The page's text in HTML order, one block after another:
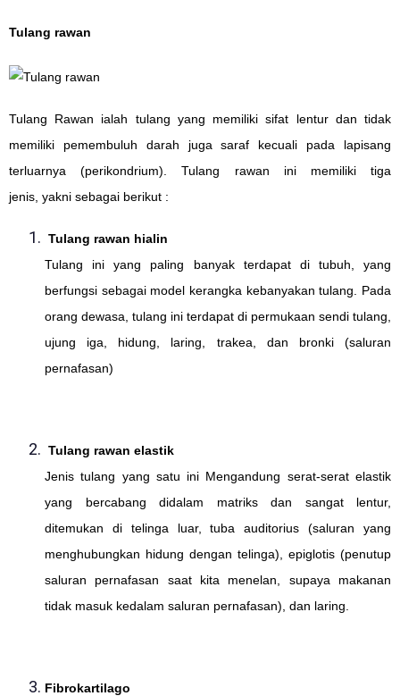
Tulang rawan
Tulang Rawan ialah tulang yang memiliki sifat lentur dan tidak
memiliki pemembuluh darah juga saraf kecuali pada lapisang
terluarnya (perikondrium). Tulang rawan ini memiliki tiga
jenis, yakni sebagai berikut :
Tulang rawan hialin
Tulang ini yang paling banyak terdapat di tubuh, yang
berfungsi sebagai model kerangka kebanyakan tulang. Pada
orang dewasa, tulang ini terdapat di permukaan sendi tulang,
ujung iga, hidung, laring, trakea, dan bronki (saluran
pernafasan)
Tulang rawan elastik
Jenis tulang yang satu ini Mengandung serat-serat elastik
yang bercabang didalam matriks dan sangat lentur,
ditemukan di telinga luar, tuba auditorius (saluran yang
menghubungkan hidung dengan telinga), epiglotis (penutup
saluran pernafasan saat kita menelan, supaya makanan
tidak masuk kedalam saluran pernafasan), dan laring.
Fibrokartilago